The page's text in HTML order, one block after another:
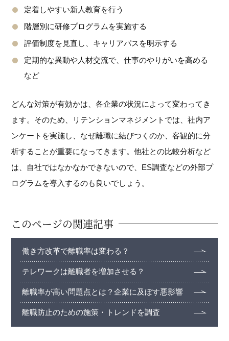
定着しやすい新人教育を行う
階層別に研修プログラムを実施する
評価制度を見直し、キャリアパスを明示する
定期的な異動や人材交流で、仕事のやりがいを高める
など
どんな対策が有効かは、各企業の状況によって変わってき
ます。そのため、リテンションマネジメントでは、社内ア
ンケートを実施し、なぜ離職に結びつくのか、客観的に分
析することが重要になってきます。他社との比較分析など
は、自社ではなかなかできないので、ES調査などの外部プ
ログラムを導入するのも良いでしょう。
このページの関連記事
働き方改革で離職率は変わる？
テレワークは離職者を増加させる？
離職率が高い問題点とは？企業に及ぼす悪影響
離職防止のための施策・トレンドを調査